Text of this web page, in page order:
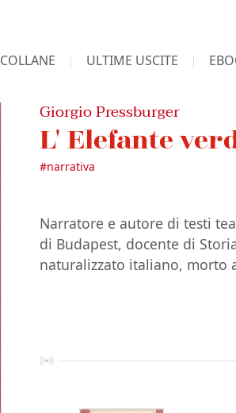
COLLANE ULTIME USCITE
Giorgio Pressburger
L' Elefante
#narrativa
Narratore e autore di testi
di Budapest, docente di
naturalizzato italiano, morto